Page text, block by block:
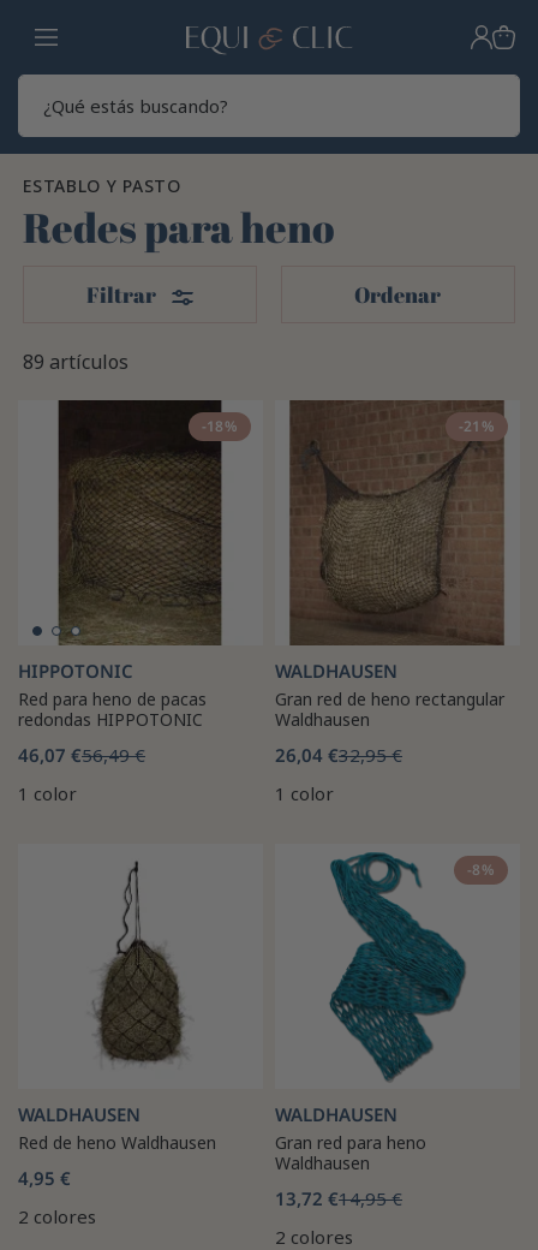
Hogar
ESTABLO Y PASTO
Redes para heno
89 artículos
Filtrar Filtros Ordenar
-18%
HIPPOTONIC
Red para heno de pacas
redondas HIPPOTONIC
46,07 €56,49 €
1 color
-21%
WALDHAUSEN
Gran red de heno rectangular
Waldhausen
26,04 €32,95 €
1 color
WALDHAUSEN
Red de heno Waldhausen
4,95 €
2 colores
-8%
WALDHAUSEN
Gran red para heno
Waldhausen
13,72 €14,95 €
2 colores